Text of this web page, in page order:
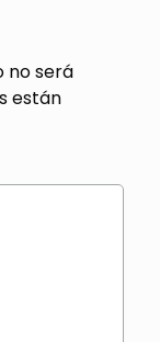
no será
están